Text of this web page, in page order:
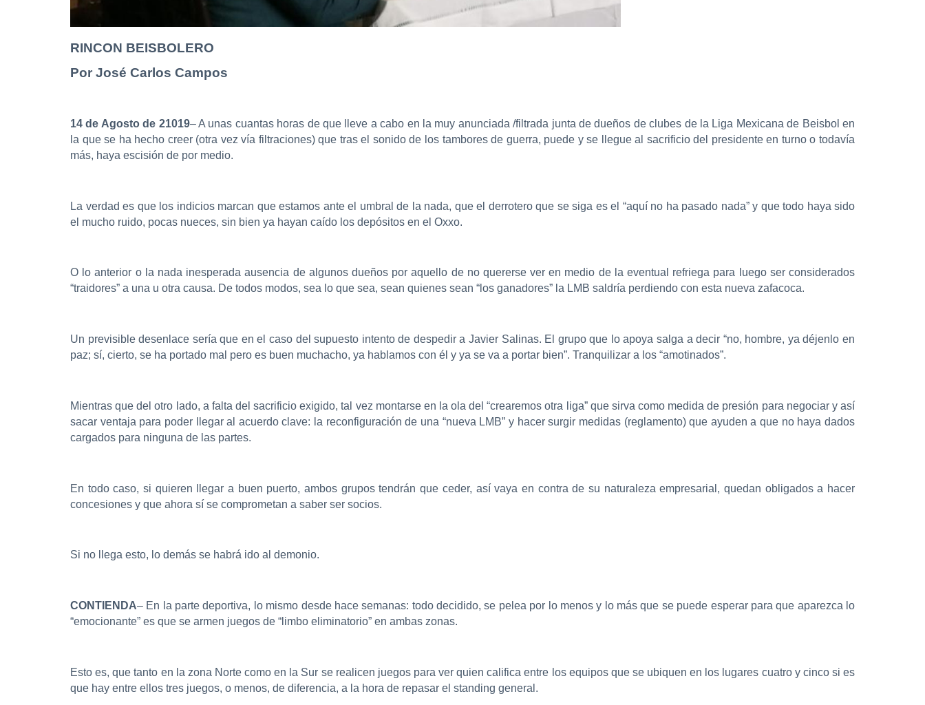
RINCON BEISBOLERO
Por José Carlos Campos
14 de Agosto de 21019– A unas cuantas horas de que lleve a cabo en la muy anunciada /filtrada junta de dueños de clubes de la Liga Mexicana de Beisbol en
la que se ha hecho creer (otra vez vía filtraciones) que tras el sonido de los tambores de guerra, puede y se llegue al sacrificio del presidente en turno o todavía
más, haya escisión de por medio.
La verdad es que los indicios marcan que estamos ante el umbral de la nada, que el derrotero que se siga es el “aquí no ha pasado nada” y que todo haya sido
el mucho ruido, pocas nueces, sin bien ya hayan caído los depósitos en el Oxxo.
O lo anterior o la nada inesperada ausencia de algunos dueños por aquello de no quererse ver en medio de la eventual refriega para luego ser considerados
“traidores” a una u otra causa. De todos modos, sea lo que sea, sean quienes sean “los ganadores” la LMB saldría perdiendo con esta nueva zafacoca.
Un previsible desenlace sería que en el caso del supuesto intento de despedir a Javier Salinas. El grupo que lo apoya salga a decir “no, hombre, ya déjenlo en
paz; sí, cierto, se ha portado mal pero es buen muchacho, ya hablamos con él y ya se va a portar bien”. Tranquilizar a los “amotinados”.
Mientras que del otro lado, a falta del sacrificio exigido, tal vez montarse en la ola del “crearemos otra liga” que sirva como medida de presión para negociar y así
sacar ventaja para poder llegar al acuerdo clave: la reconfiguración de una “nueva LMB” y hacer surgir medidas (reglamento) que ayuden a que no haya dados
cargados para ninguna de las partes.
En todo caso, si quieren llegar a buen puerto, ambos grupos tendrán que ceder, así vaya en contra de su naturaleza empresarial, quedan obligados a hacer
concesiones y que ahora sí se comprometan a saber ser socios.
Si no llega esto, lo demás se habrá ido al demonio.
CONTIENDA– En la parte deportiva, lo mismo desde hace semanas: todo decidido, se pelea por lo menos y lo más que se puede esperar para que aparezca lo
“emocionante” es que se armen juegos de “limbo eliminatorio” en ambas zonas.
Esto es, que tanto en la zona Norte como en la Sur se realicen juegos para ver quien califica entre los equipos que se ubiquen en los lugares cuatro y cinco si es
que hay entre ellos tres juegos, o menos, de diferencia, a la hora de repasar el standing general.